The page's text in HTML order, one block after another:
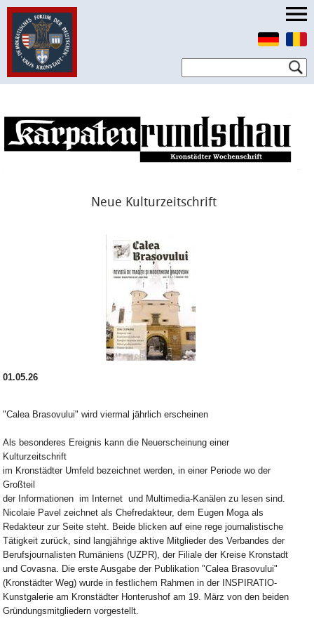
Neue Kulturzeitschrift
01.05.26
"Calea Brasovului" wird viermal jährlich erscheinen
Als besonderes Ereignis kann die Neuerscheinung einer
Kulturzeitschrift
im Kronstädter Umfeld bezeichnet werden, in einer Periode wo der
Großteil
der Informationen im Internet und Multimedia-Kanälen zu lesen sind.
Nicolaie Pavel zeichnet als Chefredakteur, dem Eugen Moga als
Redakteur zur Seite steht. Beide blicken auf eine rege journalistische
Tätigkeit zurück, sind langjährige aktive Mitglieder des Verbandes der
Berufsjournalisten Rumäniens (UZPR), der Filiale der Kreise Kronstadt
und Covasna. Die erste Ausgabe der Publikation "Calea Brasovului"
(Kronstädter Weg) wurde in festlichem Rahmen in der INSPIRATIO-
Kunstgalerie am Kronstädter Honterushof am 19. März von den beiden
Gründungsmitgliedern vorgestellt.